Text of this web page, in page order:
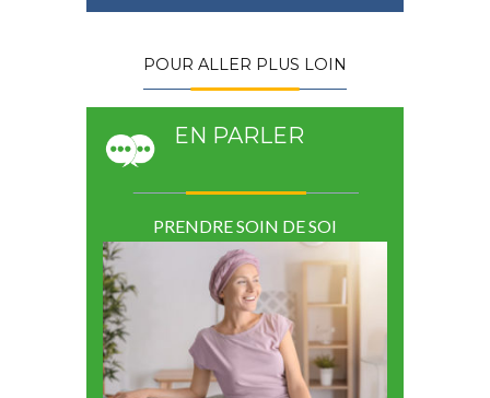
POUR ALLER PLUS LOIN
EN PARLER
PRENDRE SOIN DE SOI